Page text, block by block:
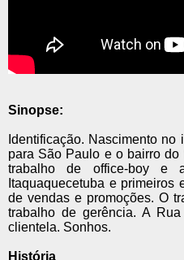
Sinopse:
Identificação. Nascimento
para São Paulo e o bairro
trabalho de office-boy e
Itaquaquecetuba e
de vendas e promoções. O
trabalho de gerência. A
clientela. Sonhos.
História